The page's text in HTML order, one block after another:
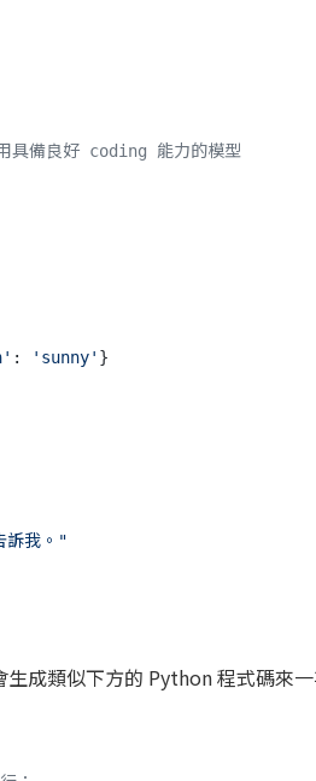
具備良好 coding 能力的模型
: 'sunny' }
訴我。"
成類似下方的 Python 程式碼來